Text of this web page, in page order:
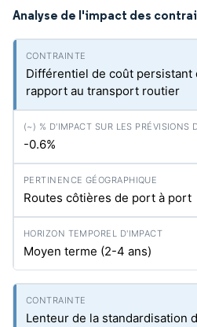
Analyse de l'impact des
Différentiel de coût persistant
rapport au transport routier
-0.6%
Routes côtières de port à port
Moyen terme (2-4 ans)
Lenteur de la standardisation